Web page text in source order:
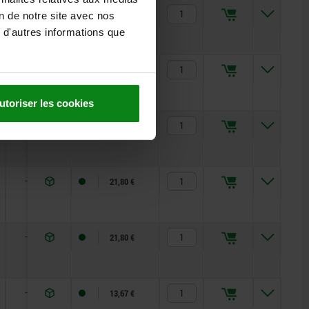
de notre site avec nos
informations que
les cookies
— 18,5 —
19,04 €
19,04 €
— 18,5 —
19,04 €
— —
21,80 €
— —
21,80 €
— 2
13,67 €